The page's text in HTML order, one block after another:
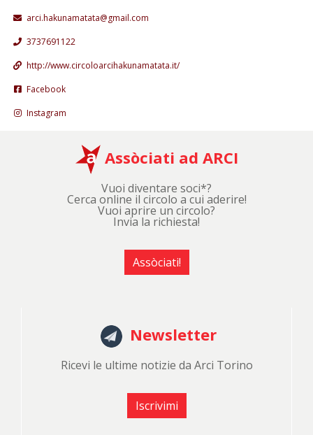
arci.hakunamatata@gmail.com
3737691122
http://www.circoloarcihakunamatata.it/
Facebook
Instagram
Assòciati ad ARCI
Vuoi diventare soci*?
Cerca online il circolo a cui aderire!
Vuoi aprire un circolo?
Invia la richiesta!
Assòciati!
Newsletter
Ricevi le ultime notizie da Arci Torino
Iscrivimi